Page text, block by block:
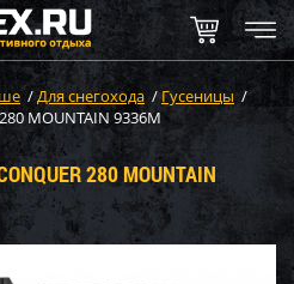
/Для снегохода /Гусеницы /
MOUNTAIN 9336M
280 MOUNTAIN